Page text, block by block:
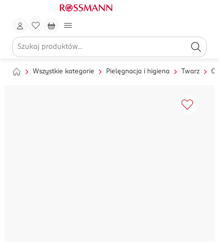
Wszystkie kategorie Pielęgnacja i higiena Twarz